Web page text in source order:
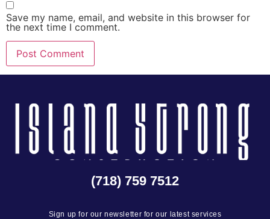
Save my name, email, and website in this browser for
the next time I comment.
(718) 759 7512
Sign up for our newsletter for our latest services